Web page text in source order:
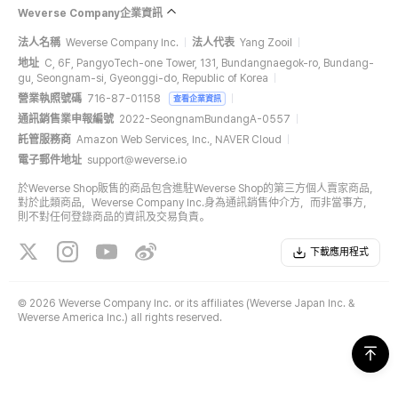
Weverse Company企業資訊
法人名稱 Weverse Company Inc. 法人代表 Yang Zooil
地址 C, 6F, PangyoTech-one Tower, 131, Bundangnaegok-ro, Bundang-
gu, Seongnam-si, Gyeonggi-do, Republic of Korea
營業執照號碼 716-87-01158 查看企業資訊
通訊銷售業申報編號 2022-SeongnamBundangA-0557
託管服務商 Amazon Web Services, Inc., NAVER Cloud
電子郵件地址 support@weverse.io
於Weverse Shop販售的商品包含進駐Weverse Shop的第三方個人賣家商品，
對於此類商品，Weverse Company Inc.身為通訊銷售仲介方，而非當事方，
則不對任何登錄商品的資訊及交易負責。
下載應用程式
© 2026 Weverse Company Inc. or its affiliates (Weverse Japan Inc. &
Weverse America Inc.) all rights reserved.